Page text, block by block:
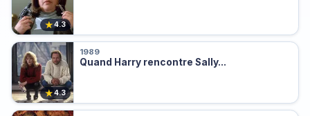
★4.3
★4.3
1989
Quand Harry rencontre Sally...